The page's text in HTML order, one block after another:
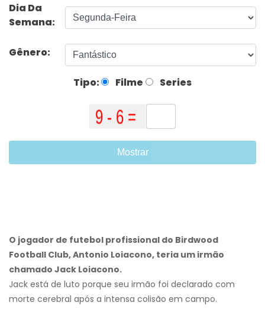
Dia Da
Semana:
Gênero:
Tipo: Filme Series
Mostrar
O jogador de futebol profissional do Birdwood
Football Club, Antonio Loiacono, teria um irmão
chamado Jack Loiacono.
Jack está de luto porque seu irmão foi declarado com
morte cerebral após a intensa colisão em campo.